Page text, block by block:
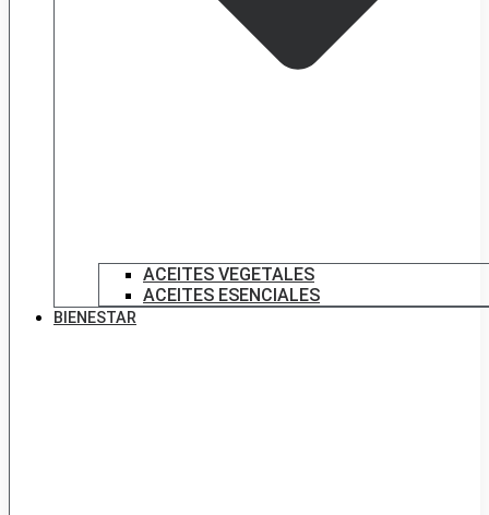
ACEITES VEGETALES
ACEITES ESENCIALES
BIENESTAR